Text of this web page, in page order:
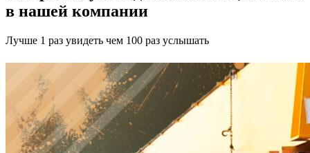
в нашей компании
Лучше 1 раз увидеть чем 100 раз услышать